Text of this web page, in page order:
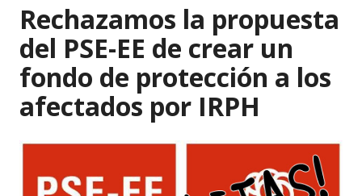
Rechazamos la propuesta
del PSE-EE de crear un
fondo de protección a los
afectados por IRPH